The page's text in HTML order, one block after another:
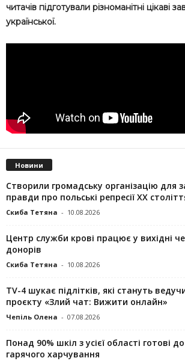
читачів підготували різноманітні цікаві
української.
Новини
Створили громадську організацію для
правди про польські репресії ХХ
Скиба Тетяна - 10.08.2026
Центр служби крові працює у вихідні
донорів
Скиба Тетяна - 10.08.2026
TV-4 шукає підлітків, які стануть
проєкту «Злий чат: Вижити онлайн»
Чепіль Олена - 07.08.2026
Понад 90% шкіл з усієї області готові
гарячого харчування